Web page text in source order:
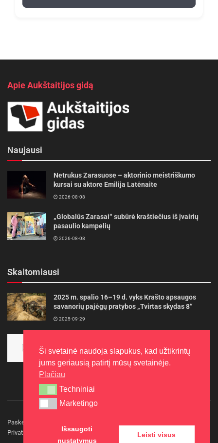
Apie Aukštaitijos gidą
Naujausi
Netrukus Zarasuose – aktorinio meistriškumo
kursai su aktore Emilija Latėnaite
2026-08-08
„Globalūs Zarasai“ subūrė kraštiečius iš įvairių
pasaulio kampelių
2026-08-08
Skaitomiausi
2025 m. spalio 16–19 d. vyks Krašto apsaugos
savanorių pajėgų pratybos „Tvirtas skydas 8“
2025-09-29
aukso
2015-10-30
Paskelbkite naujieną
Privatumo politika
Kontaktai
Ši svetainė naudoja slapukus, kad užtikrintų
jums geriausią patirtį mūsų svetainėje.
Plačiau
Techniniai
Techniniai
Marketingo
Marketingo
Išsaugoti
nustatymus
Leisti visus